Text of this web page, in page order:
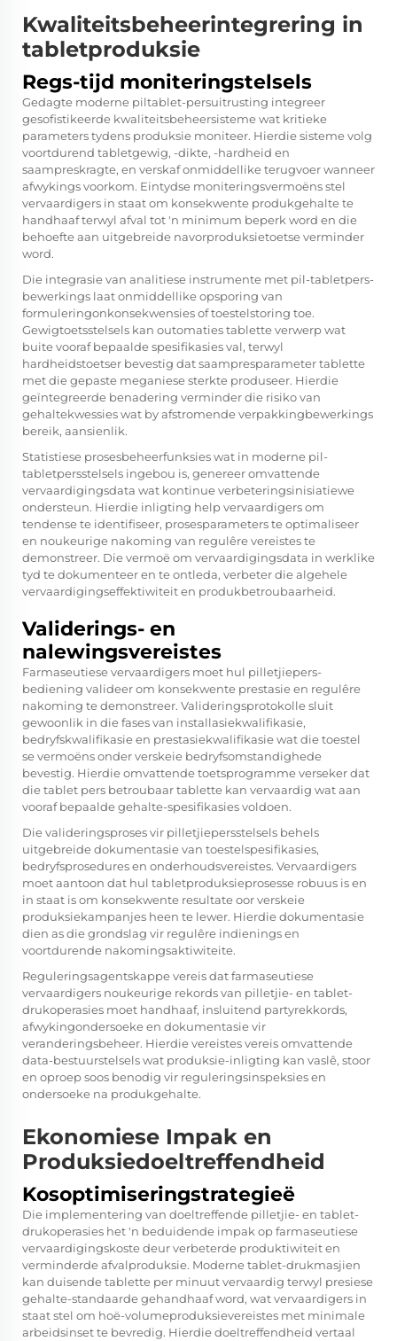
Kwaliteitsbeheerintegrering in
tabletproduksie
Regs-tijd moniteringstelsels
Gedagte moderne piltablet-persuitrusting integreer
gesofistikeerde kwaliteitsbeheersisteme wat kritieke
parameters tydens produksie moniteer. Hierdie sisteme volg
voortdurend tabletgewig, -dikte, -hardheid en
saampreskragte, en verskaf onmiddellike terugvoer wanneer
afwykings voorkom. Eintydse moniteringsvermoëns stel
vervaardigers in staat om konsekwente produkgehalte te
handhaaf terwyl afval tot 'n minimum beperk word en die
behoefte aan uitgebreide navorproduksietoetse verminder
word.
Die integrasie van analitiese instrumente met pil-tabletpers-
bewerkings laat onmiddellike opsporing van
formuleringonkonsekwensies of toestelstoring toe.
Gewigtoetsstelsels kan outomaties tablette verwerp wat
buite vooraf bepaalde spesifikasies val, terwyl
hardheidstoetser bevestig dat saampresparameter tablette
met die gepaste meganiese sterkte produseer. Hierdie
geïntegreerde benadering verminder die risiko van
gehaltekwessies wat by afstromende verpakkingbewerkings
bereik, aansienlik.
Statistiese prosesbeheerfunksies wat in moderne pil-
tabletpersstelsels ingebou is, genereer omvattende
vervaardigingsdata wat kontinue verbeteringsinisiatiewe
ondersteun. Hierdie inligting help vervaardigers om
tendense te identifiseer, prosesparameters te optimaliseer
en noukeurige nakoming van regulêre vereistes te
demonstreer. Die vermoë om vervaardigingsdata in werklike
tyd te dokumenteer en te ontleda, verbeter die algehele
vervaardigingseffektiwiteit en produkbetroubaarheid.
Validerings- en
nalewingsvereistes
Farmaseutiese vervaardigers moet hul pilletjiepers-
bediening valideer om konsekwente prestasie en regulêre
nakoming te demonstreer. Valideringsprotokolle sluit
gewoonlik in die fases van installasiekwalifikasie,
bedryfskwalifikasie en prestasiekwalifikasie wat die toestel
se vermoëns onder verskeie bedryfsomstandighede
bevestig. Hierdie omvattende toetsprogramme verseker dat
die tablet pers betroubaar tablette kan vervaardig wat aan
vooraf bepaalde gehalte-spesifikasies voldoen.
Die valideringsproses vir pilletjiepersstelsels behels
uitgebreide dokumentasie van toestelspesifikasies,
bedryfsprosedures en onderhoudsvereistes. Vervaardigers
moet aantoon dat hul tabletproduksieprosesse robuus is en
in staat is om konsekwente resultate oor verskeie
produksiekampanjes heen te lewer. Hierdie dokumentasie
dien as die grondslag vir regulêre indienings en
voortdurende nakomingsaktiwiteite.
Reguleringsagentskappe vereis dat farmaseutiese
vervaardigers noukeurige rekords van pilletjie- en tablet-
drukoperasies moet handhaaf, insluitend partyrekkords,
afwykingondersoeke en dokumentasie vir
veranderingsbeheer. Hierdie vereistes vereis omvattende
data-bestuurstelsels wat produksie-inligting kan vaslê, stoor
en oproep soos benodig vir reguleringsinspeksies en
ondersoeke na produkgehalte.
Ekonomiese Impak en
Produksiedoeltreffendheid
Kosoptimiseringstrategieë
Die implementering van doeltreffende pilletjie- en tablet-
drukoperasies het 'n beduidende impak op farmaseutiese
vervaardigingskoste deur verbeterde produktiwiteit en
verminderde afvalproduksie. Moderne tablet-drukmasjien
kan duisende tablette per minuut vervaardig terwyl presiese
gehalte-standaarde gehandhaaf word, wat vervaardigers in
staat stel om hoë-volumeproduksievereistes met minimale
arbeidsinset te bevredig. Hierdie doeltreffendheid vertaal